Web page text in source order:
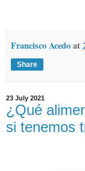
Francisco Acedoat
Share
23 July 2021
¿Qué
si tenemos